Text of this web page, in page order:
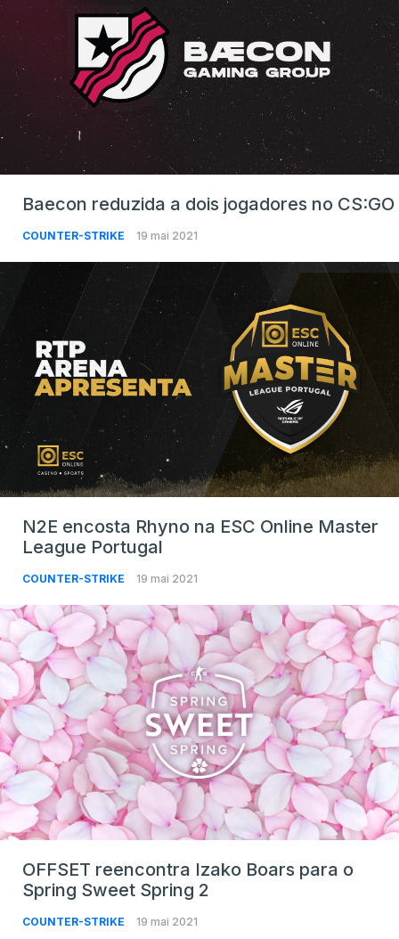
Baecon reduzida a dois jogadores no CS:GO
COUNTER-STRIKE 19 mai 2021
N2E encosta Rhyno na ESC Online Master
League Portugal
COUNTER-STRIKE 19 mai 2021
OFFSET reencontra Izako Boars para o
Spring Sweet Spring 2
COUNTER-STRIKE 19 mai 2021